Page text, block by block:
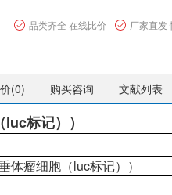
品类齐全 在线比价 厂家直发
(0) 购买咨询 文献列表
标记））
体瘤细胞（luc标记））